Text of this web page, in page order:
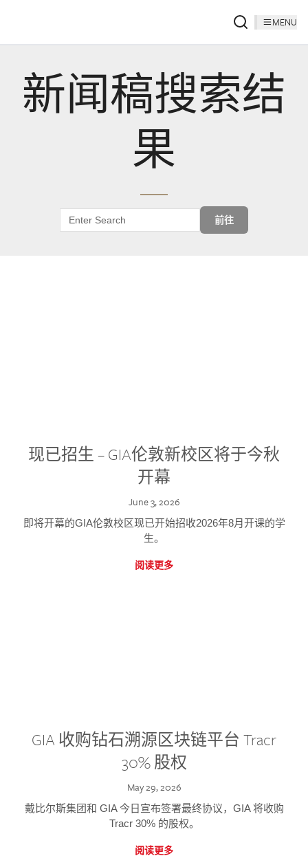
MENU
新闻稿搜索结
果
前往
现已招生 – GIA伦敦新校区将于今秋
开幕
June 3, 2026
即将开幕的GIA伦敦校区现已开始招收2026年8月开课的学
生。
阅读更多
GIA 收购钻石溯源区块链平台 Tracr
30% 股权
May 29, 2026
戴比尔斯集团和 GIA 今日宣布签署最终协议，GIA 将收购
Tracr 30% 的股权。
阅读更多